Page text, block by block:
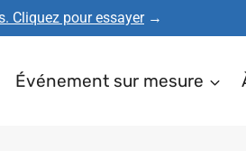
Cliquez pour essayer→
Événement sur mesure